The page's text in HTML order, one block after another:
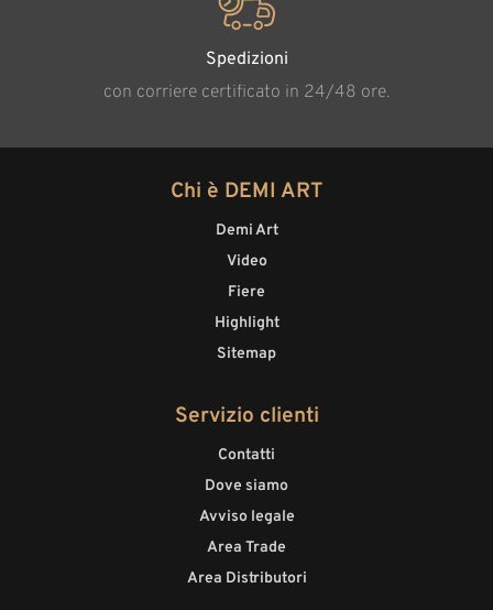
Spedizioni
con corriere certificato in 24/48 ore.
Chi è DEMI ART
Demi Art
Video
Fiere
Highlight
Sitemap
Servizio clienti
Contatti
Dove siamo
Avviso legale
Area Trade
Area Distributori